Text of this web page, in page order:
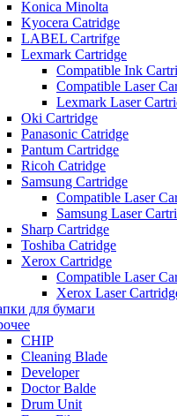
Konica Minolta
Kyocera Catridge
LABEL Cartrifge
Lexmark Cartridge
Compatible Ink
Compatible Laser
Lexmark Laser
Oki Cartridge
Panasonic Catridge
Pantum Cartridge
Ricoh Catridge
Samsung Cartridge
Compatible Laser
Samsung Laser
Sharp Cartridge
Toshiba Catridge
Xerox Cartridge
Compatible Laser
Xerox Laser
для бумаги
CHIP
Cleaning Blade
Developer
Doctor Balde
Drum Unit